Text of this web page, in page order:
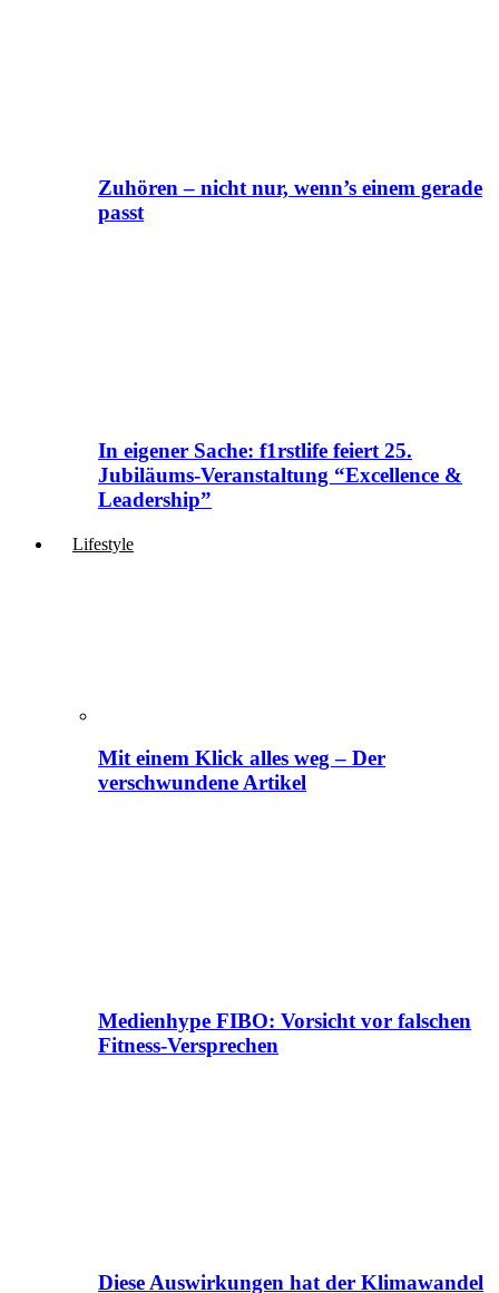
Zuhören – nicht nur, wenn’s einem gerade
passt
In eigener Sache: f1rstlife feiert 25.
Jubiläums-Veranstaltung “Excellence &
Leadership”
Lifestyle
Mit einem Klick alles weg – Der
verschwundene Artikel
Medienhype FIBO: Vorsicht vor falschen
Fitness-Versprechen
Diese Auswirkungen hat der Klimawandel